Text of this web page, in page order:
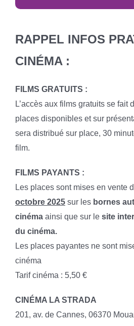
RAPPEL INFOS
CINÉMA :
FILMS GRATUITS :
L’accès aux films gratuits se fait
places disponibles et sur
sera distribué sur place, 30
film.
FILMS PAYANTS :
Les places sont mises en vente
octobre 2025sur les bornes
cinéma ainsi que sur le site
du cinéma.
Les places payantes ne sont
cinéma
Tarif cinéma : 5,50 €
CINÉMA LA STRADA
201, av. de Cannes, 06370